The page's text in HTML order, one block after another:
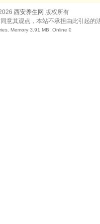
西安养生网 版权所有
意其观点，本站不承担由此引起的
Memory 3.91 MB, Online 0